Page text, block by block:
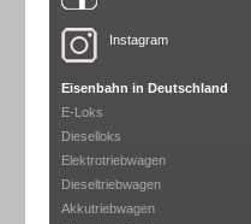
Instagram
Eisenbahn in Deutschland
E-Loks
Dieselloks
Elektrotriebwagen
Dieseltriebwagen
Akkutriebwagen